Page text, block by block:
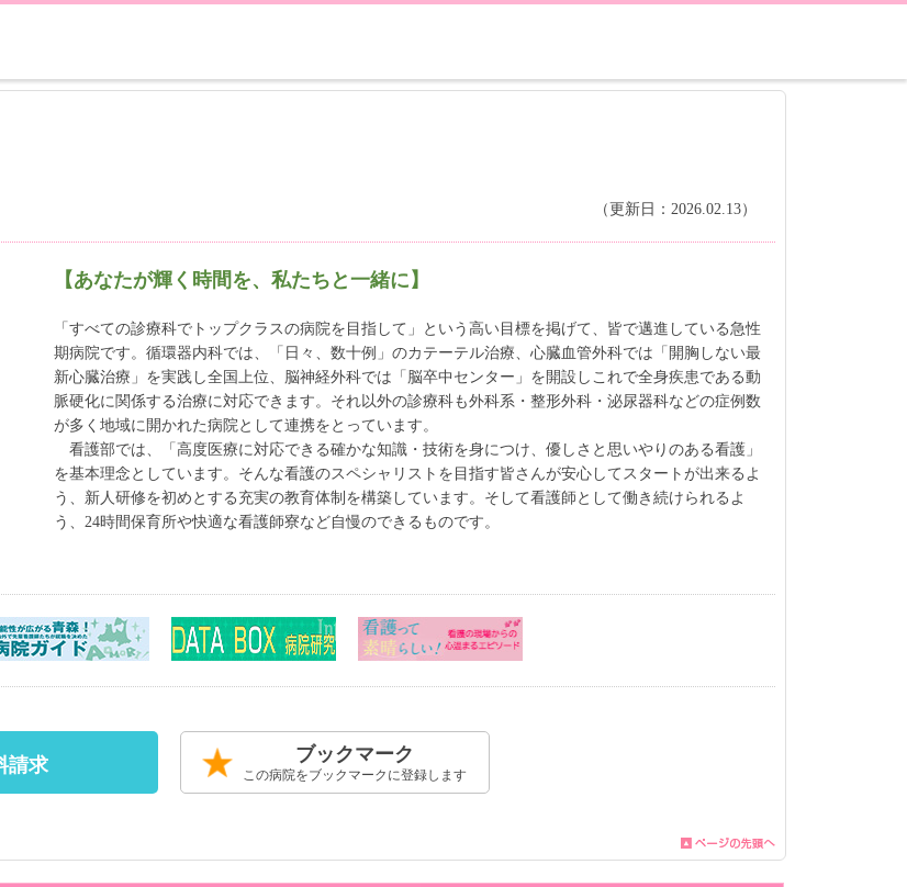
（更新日：2026.02.13）
【あなたが輝く時間を、私たちと一緒に】
「すべての診療科でトップクラスの病院を目指して」という高い目標を掲げて、皆で邁進している急性
期病院です。循環器内科では、「日々、数十例」のカテーテル治療、心臓血管外科では「開胸しない最
新心臓治療」を実践し全国上位、脳神経外科では「脳卒中センター」を開設しこれで全身疾患である動
脈硬化に関係する治療に対応できます。それ以外の診療科も外科系・整形外科・泌尿器科などの症例数
が多く地域に開かれた病院として連携をとっています。
看護部では、「高度医療に対応できる確かな知識・技術を身につけ、優しさと思いやりのある看護」
を基本理念としています。そんな看護のスペシャリストを目指す皆さんが安心してスタートが出来るよ
う、新人研修を初めとする充実の教育体制を構築しています。そして看護師として働き続けられるよ
う、24時間保育所や快適な看護師寮など自慢のできるものです。
請求 ブックマーク
この病院をブックマークに登録します